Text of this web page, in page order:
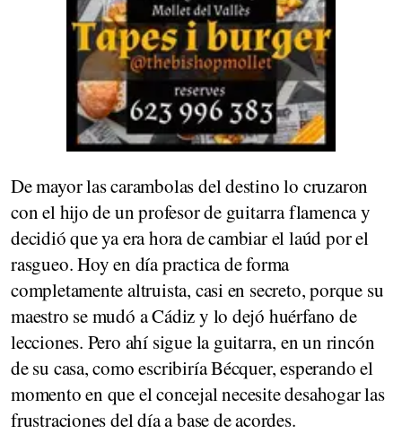
De mayor las carambolas del destino lo cruzaron
con el hijo de un profesor de guitarra flamenca y
decidió que ya era hora de cambiar el laúd por el
rasgueo. Hoy en día practica de forma
completamente altruista, casi en secreto, porque su
maestro se mudó a Cádiz y lo dejó huérfano de
lecciones. Pero ahí sigue la guitarra, en un rincón
de su casa, como escribiría Bécquer, esperando el
momento en que el concejal necesite desahogar las
frustraciones del día a base de acordes.